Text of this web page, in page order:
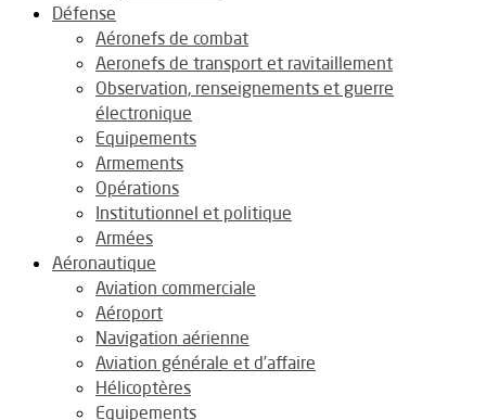
Défense
Aéronefs de combat
Aeronefs de transport et ravitaillement
Observation, renseignements et guerre
électronique
Equipements
Armements
Opérations
Institutionnel et politique
Armées
Aéronautique
Aviation commerciale
Aéroport
Navigation aérienne
Aviation générale et d’affaire
Hélicoptères
Equipements